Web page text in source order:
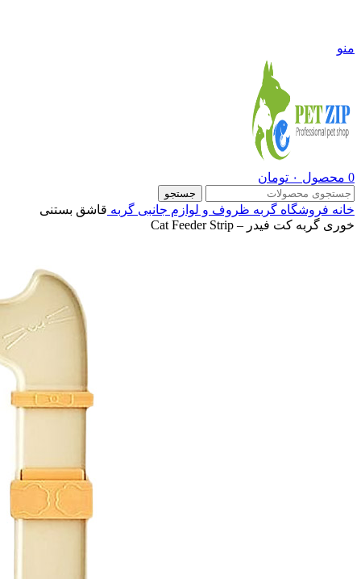
منو
0 محصول ۰ تومان
جستجو
خانه فروشگاه گربه ظروف و لوازم جانبی گربه قاشق بستنی
خوری گربه کت فیدر – Cat Feeder Strip